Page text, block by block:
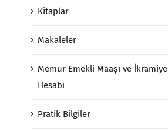
Kitaplar
Makaleler
Memur Emekli Maaşı ve İkramiye
Hesabı
Pratik Bilgiler